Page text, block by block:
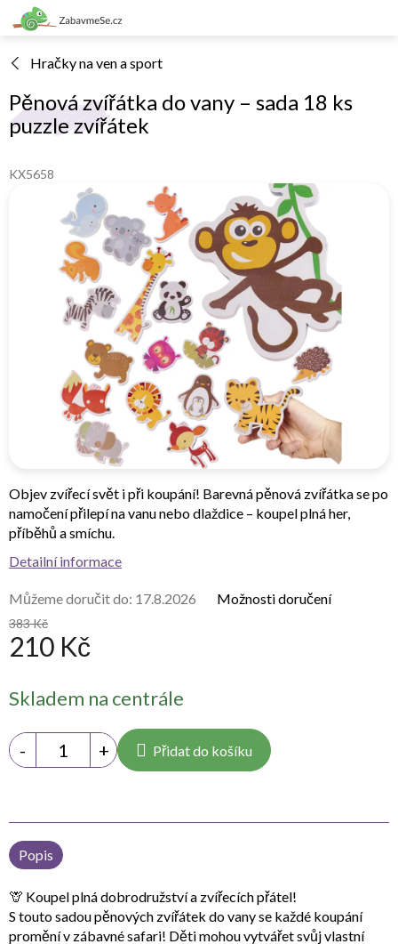
Přejít
na
Hračky na ven a sport
Pěnová zvířátka do vany – sada 18 ks
puzzle zvířátek
KX5658
383 Kč
210 Kč
cena:
Skladem na centrále
Můžeme doručit do: 17.8.2026 Možnosti doručení
Přidat do košíku
Objev zvířecí svět i při koupání! Barevná pěnová zvířátka se po
namočení přilepí na vanu nebo dlaždice – koupel plná her,
příběhů a smíchu.
Detailní informace
Popis
🦒 Koupel plná dobrodružství a zvířecích přátel!
S toutosadou pěnových zvířátek do vanyse každé koupání
promění v zábavné safari! Děti mohou vytvářet svůj vlastní